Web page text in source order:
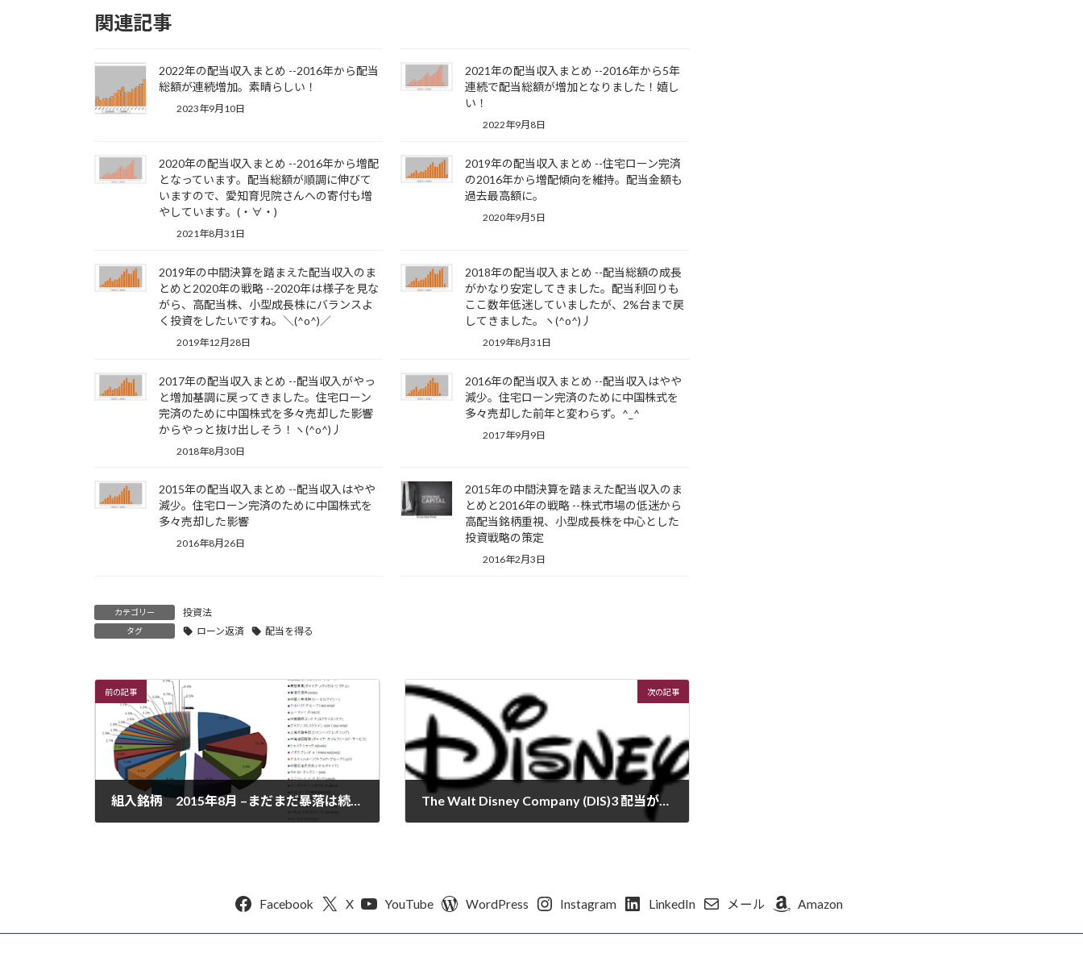
関連記事
2022年の配当収入まとめ --2016年から配当
総額が連続増加。素晴らしい！
2023年9月10日
2021年の配当収入まとめ --2016年から5年
連続で配当総額が増加となりました！嬉し
い！
2022年9月8日
2020年の配当収入まとめ --2016年から増配
となっています。配当総額が順調に伸びて
いますので、愛知育児院さんへの寄付も増
やしています。(・∀・)
2021年8月31日
2019年の配当収入まとめ --住宅ローン完済
の2016年から増配傾向を維持。配当金額も
過去最高額に。
2020年9月5日
2019年の中間決算を踏まえた配当収入のま
とめと2020年の戦略 --2020年は様子を見な
がら、高配当株、小型成長株にバランスよ
く投資をしたいですね。＼(^o^)／
2019年12月28日
2018年の配当収入まとめ --配当総額の成長
がかなり安定してきました。配当利回りも
ここ数年低迷していましたが、2%台まで戻
してきました。ヽ(^o^)丿
2019年8月31日
2017年の配当収入まとめ --配当収入がやっ
と増加基調に戻ってきました。住宅ローン
完済のために中国株式を多々売却した影響
からやっと抜け出しそう！ヽ(^o^)丿
2018年8月30日
2016年の配当収入まとめ --配当収入はやや
減少。住宅ローン完済のために中国株式を
多々売却した前年と変わらず。^_^
2017年9月9日
2015年の配当収入まとめ --配当収入はやや
減少。住宅ローン完済のために中国株式を
多々売却した影響
2016年8月26日
2015年の中間決算を踏まえた配当収入のま
とめと2016年の戦略 --株式市場の低迷から
高配当銘柄重視、小型成長株を中心とした
投資戦略の策定
2016年2月3日
カテゴリー 投資法
タグ ローン返済 配当を得る
前の記事
組入銘柄 2015年8月 –まだまだ暴落は続きます。ここは静観の一手ですね
次の記事
The Walt Disney Company (DIS)3 配当が出ました –ウォルト・ディズニーの財務状況を見ておきましょう。キャッシュフローとCVP
Facebook X YouTube WordPress Instagram LinkedIn メール Amazon